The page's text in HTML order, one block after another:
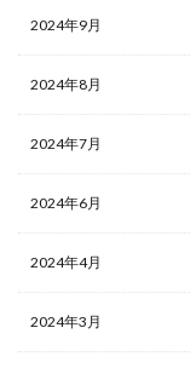
2024年9月
2024年8月
2024年7月
2024年6月
2024年4月
2024年3月